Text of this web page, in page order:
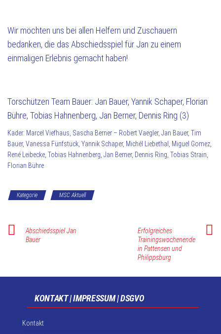
Wir möchten uns bei allen Helfern und Zuschauern
bedanken, die das Abschiedsspiel für Jan zu einem
einmaligen Erlebnis gemacht haben!
Torschützen Team Bauer: Jan Bauer, Yannik Schaper, Florian
Bühre, Tobias Hahnenberg, Jan Berner, Dennis Ring (3)
Kader: Marcel Viefhaus, Sascha Berner – Robert Vaegler, Jan Bauer, Tim
Bauer, Vanessa Fünfstück, Yannik Schaper, Michél Liebethal, Miguel Gomez,
René Leibecke, Tobias Hahnenberg, Jan Berner, Dennis Ring, Tobias Strain,
Florian Bühre
Kategorie MSC Aktuell
Abschiedsspiel Jan
Bauer
Erfolgreiches
Trainingswochenende
in Pattensen und
Philippsburg
KONTAKT | IMPRESSUM | DSGVO
Kontakt